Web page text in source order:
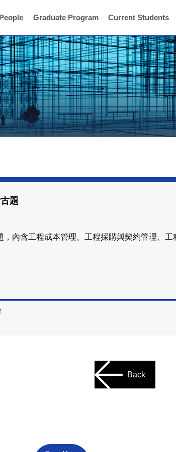
People Graduate Program Current Students
題
內含工程成本管理、工程採購與契約管理、
Back